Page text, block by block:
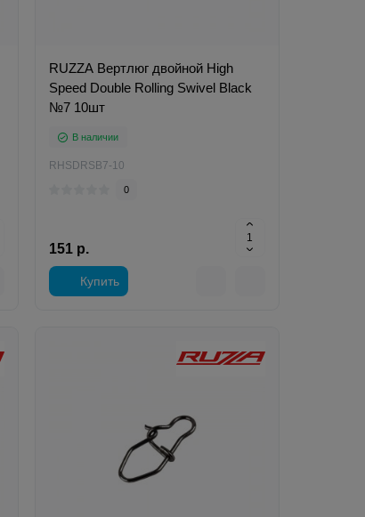
RUZZA Вертлюг двойной High
Speed Double Rolling Swivel Black
№7 10шт
В наличии
RHSDRSB7-10
0
151 р.
Купить